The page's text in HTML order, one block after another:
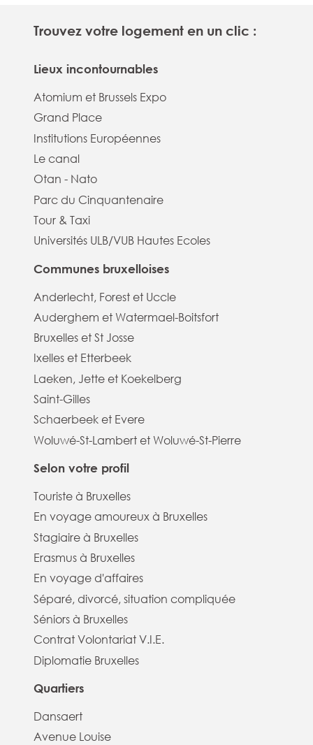
Trouvez votre logement en un clic :
Lieux incontournables
Atomium et Brussels Expo
Grand Place
Institutions Européennes
Le canal
Otan - Nato
Parc du Cinquantenaire
Tour & Taxi
Universités ULB/VUB Hautes Ecoles
Communes bruxelloises
Anderlecht, Forest et Uccle
Auderghem et Watermael-Boitsfort
Bruxelles et St Josse
Ixelles et Etterbeek
Laeken, Jette et Koekelberg
Saint-Gilles
Schaerbeek et Evere
Woluwé-St-Lambert et Woluwé-St-Pierre
Selon votre profil
Touriste à Bruxelles
En voyage amoureux à Bruxelles
Stagiaire à Bruxelles
Erasmus à Bruxelles
En voyage d'affaires
Séparé, divorcé, situation compliquée
Séniors à Bruxelles
Contrat Volontariat V.I.E.
Diplomatie Bruxelles
Quartiers
Dansaert
Avenue Louise